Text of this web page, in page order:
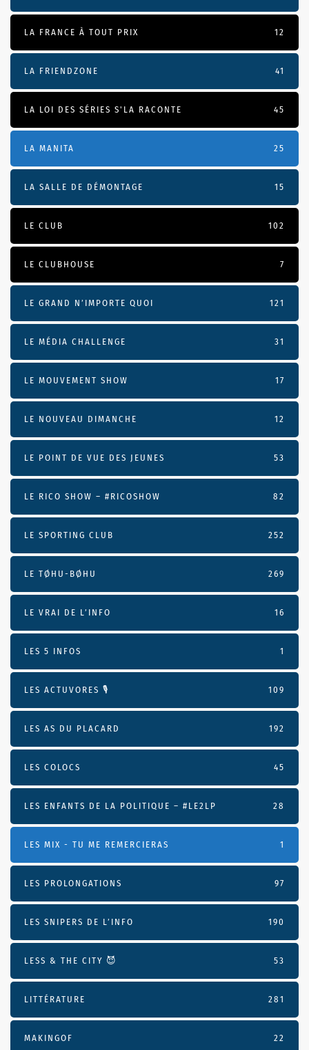
LA FRANCE À TOUT PRIX 12
LA FRIENDZONE 41
LA LOI DES SÉRIES S'LA RACONTE 45
LA MANITA 25
LA SALLE DE DÉMONTAGE 15
LE CLUB 102
LE CLUBHOUSE 7
LE GRAND N’IMPORTE QUOI 121
LE MÉDIA CHALLENGE 31
LE MOUVEMENT SHOW 17
LE NOUVEAU DIMANCHE 12
LE POINT DE VUE DES JEUNES 53
LE RICO SHOW – #RICOSHOW 82
LE SPORTING CLUB 252
LE TØHU-BØHU 269
LE VRAI DE L’INFO 16
LES 5 INFOS 1
LES ACTUVORES 🎙 109
LES AS DU PLACARD 192
LES COLOCS 45
LES ENFANTS DE LA POLITIQUE – #LE2LP 28
LES MIX - TU ME REMERCIERAS 1
LES PROLONGATIONS 97
LES SNIPERS DE L’INFO 190
LESS & THE CITY 😈 53
LITTÉRATURE 281
MAKINGOF 22